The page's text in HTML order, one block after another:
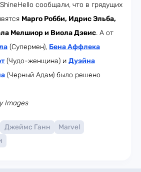
сообщали, что в грядущих
Марго Робби, Идрис Эльба,
Мелшиор и Виола Дэвис. А от
(Супермен), Бена Аффлека
(Чудо-женщина) и Дуэйна
(Черный Адам) было решено
Images
Джеймс Ганн
Marvel